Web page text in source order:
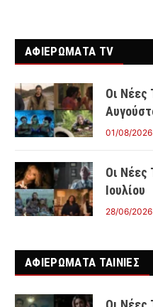
ΑΦΙΕΡΩΜΑΤΑ TV
Οι Νέες
01/08/2026
Οι Νέες
Ιουλίου
28/06/2026
ΑΦΙΕΡΩΜΑΤΑ ΤΑΙΝΊΕΣ